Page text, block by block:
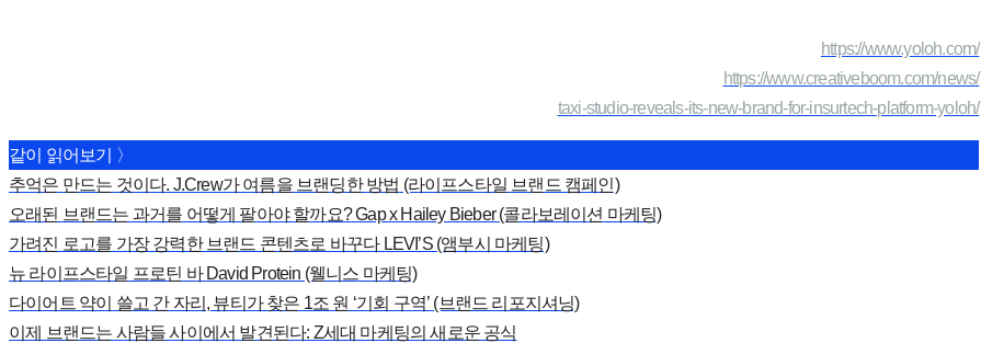
https://www.yoloh.com/
https://www.creativeboom.com/news/
taxi-studio-reveals-its-new-brand-for-insurtech-platform-yoloh/
같이 읽어보기 〉
추억은 만드는 것이다. J.Crew가 여름을 브랜딩한 방법 (라이프스타일 브랜드 캠페인)
오래된 브랜드는 과거를 어떻게 팔아야 할까요? Gap x Hailey Bieber (콜라보레이션 마케팅)
가려진 로고를 가장 강력한 브랜드 콘텐츠로 바꾸다 LEVI’S (앰부시 마케팅)
뉴 라이프스타일 프로틴 바 David Protein (웰니스 마케팅)
다이어트 약이 쓸고 간 자리, 뷰티가 찾은 1조 원 ‘기회 구역’ (브랜드 리포지셔닝)
이제 브랜드는 사람들 사이에서 발견된다: Z세대 마케팅의 새로운 공식